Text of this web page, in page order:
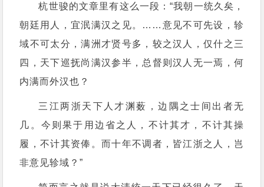
杭世骏的文章里有这么一段：“我朝一统久矣，
朝廷用人，宜泯满汉之见。……意见不可先设，轸
域不可太分，满洲才贤号多，较之汉人，仅什之三
四，天下巡抚尚满汉参半，总督则汉人无一焉，何
内满而外汉也？
三江两浙天下人才渊薮，边隅之士间出者无
几。今则果于用边省之人，不计其才，不计其操
履，不计其资俸。而十年不调者，皆江浙之人，岂
非意见轸域？”